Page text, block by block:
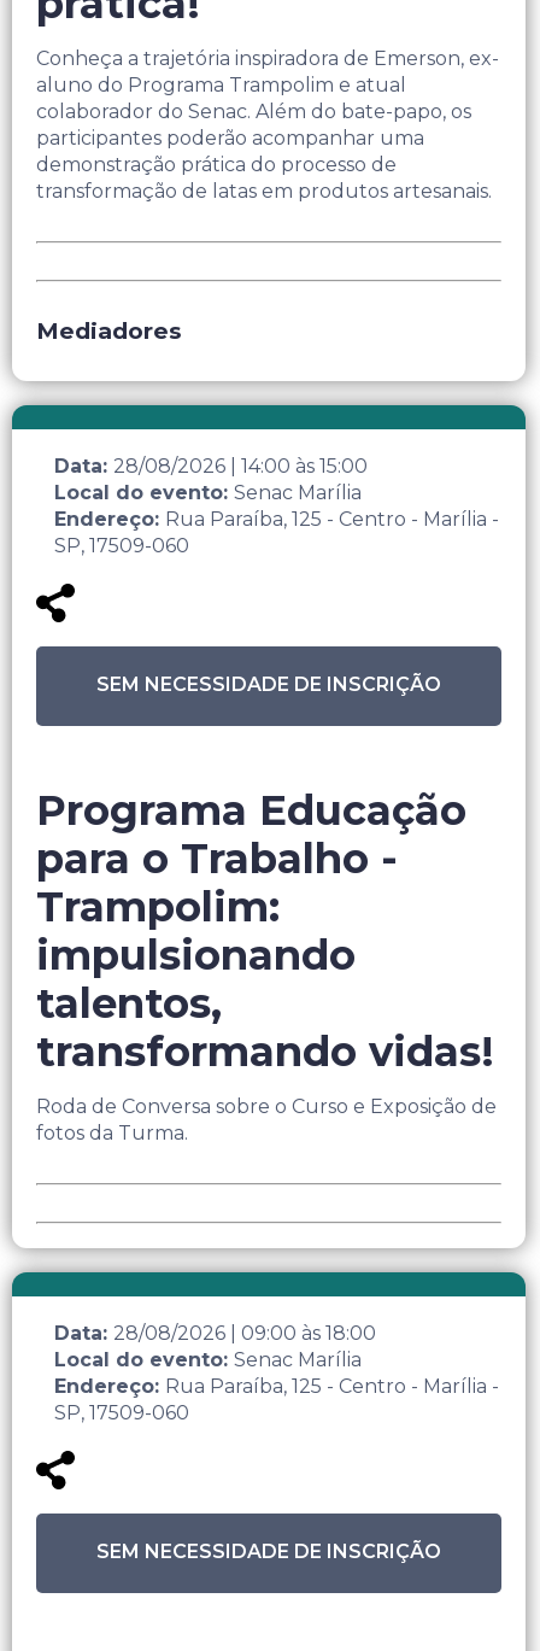
Conheça a trajetória inspiradora de Emerson, ex-
aluno do Programa Trampolim e atual
colaborador do Senac. Além do bate-papo, os
participantes poderão acompanhar uma
demonstração prática do processo de
transformação de latas em produtos artesanais.
Mediadores
Data: 28/08/2026 14:00 às 15:00
Local do evento: Senac Marília
Endereço: Rua Paraíba, 125 - Centro - Marília -
SP, 17509-060
SEM NECESSIDADE DE INSCRIÇÃO
Programa Educação
para o Trabalho -
Trampolim:
impulsionando
talentos,
transformando vidas!
Roda de Conversa sobre o Curso e Exposição de
fotos da Turma.
Data: 28/08/2026 09:00 às 18:00
Local do evento: Senac Marília
Endereço: Rua Paraíba, 125 - Centro - Marília -
SP, 17509-060
SEM NECESSIDADE DE INSCRIÇÃO